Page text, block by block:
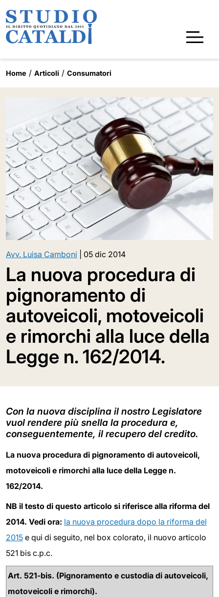
Home Articoli Consumatori
Avv. Luisa Camboni 05 dic 2014
La nuova procedura di
pignoramento di
autoveicoli, motoveicoli
e rimorchi alla luce della
Legge n. 162/2014.
Con la nuova disciplina il nostro Legislatore
vuol rendere più snella la procedura e,
conseguentemente, il recupero del credito.
La nuova procedura di pignoramento di autoveicoli,
motoveicoli e rimorchi alla luce della Legge n.
162/2014.
NB il testo di questo articolo si riferisce alla riforma del
2014. Vedi ora: la nuova procedura dopo la riforma del
2015 e qui di seguito, nel box colorato, il nuovo articolo
521 bis c.p.c.
Art. 521-bis. (Pignoramento e custodia di autoveicoli,
motoveicoli e rimorchi).